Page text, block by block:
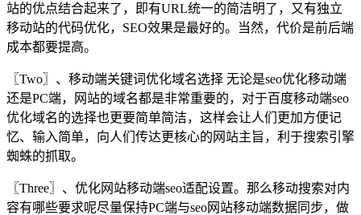
站的优点结合起来了，即有URL统一的简洁明了，又有独立
移动站的代码优化，SEO效果是最好的。当然，代价是前后端
成本都要提高。
〖Two〗、移动端关键词优化域名选择 无论是seo优化移动端
还是PC端，网站的域名都是非常重要的，对于百度移动端seo
优化域名的选择也更要简单简洁，这样会让人们更加方便记
忆、输入简单，向人们传达更核心的网站主旨，利于搜索引擎
蜘蛛的抓取。
〖Three〗、优化网站移动端seo适配设置。那么移动搜索对内
容有哪些要求呢尽量保持PC端与seo网站移动端数据同步，做